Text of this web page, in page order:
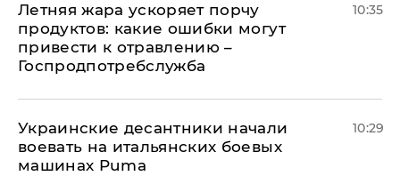
Летняя жара ускоряет порчу
продуктов: какие ошибки могут
привести к отравлению –
Госпродпотребслужба
10:35
Украинские десантники начали
воевать на итальянских боевых
машинах Puma
10:29